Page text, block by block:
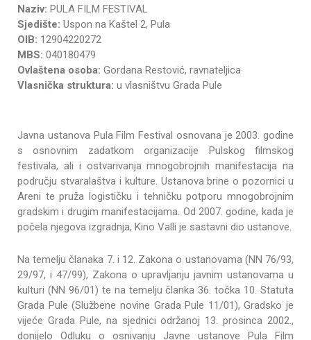
Naziv: PULA FILM FESTIVAL
Sjedište: Uspon na Kaštel 2, Pula
OIB: 12904220272
MBS: 040180479
Ovlaštena osoba: Gordana Restović, ravnateljica
Vlasnička struktura: u vlasništvu Grada Pule
Javna ustanova Pula Film Festival osnovana je 2003. godine
s osnovnim zadatkom organizacije Pulskog filmskog
festivala, ali i ostvarivanja mnogobrojnih manifestacija na
području stvaralaštva i kulture. Ustanova brine o pozornici u
Areni te pruža logističku i tehničku potporu mnogobrojnim
gradskim i drugim manifestacijama. Od 2007. godine, kada je
počela njegova izgradnja, Kino Valli je sastavni dio ustanove.
Na temelju članaka 7. i 12. Zakona o ustanovama (NN 76/93,
29/97, i 47/99), Zakona o upravljanju javnim ustanovama u
kulturi (NN 96/01) te na temelju članka 36. točka 10. Statuta
Grada Pule (Službene novine Grada Pule 11/01), Gradsko je
vijeće Grada Pule, na sjednici održanoj 13. prosinca 2002.,
donijelo Odluku o osnivanju Javne ustanove Pula Film